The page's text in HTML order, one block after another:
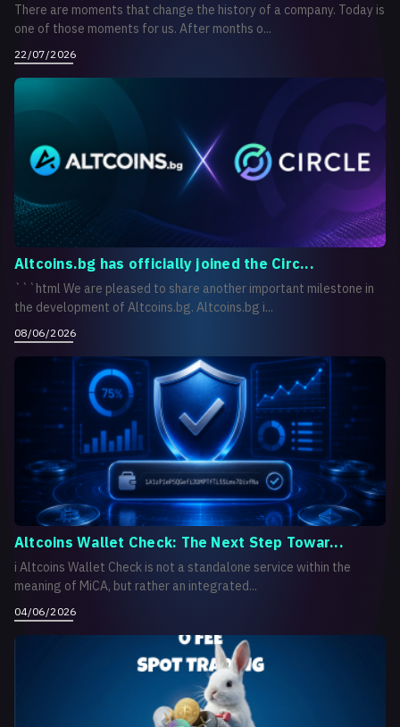
There are moments that change the history of a company. Today is
one of those moments for us. After months o...
22/07/2026
Altcoins.bg has officially joined the Circ...
```html We are pleased to share another important milestone in
the development of Altcoins.bg. Altcoins.bg i...
08/06/2026
Altcoins Wallet Check: The Next Step Towar...
i Altcoins Wallet Check is not a standalone service within the
meaning of MiCA, but rather an integrated...
04/06/2026